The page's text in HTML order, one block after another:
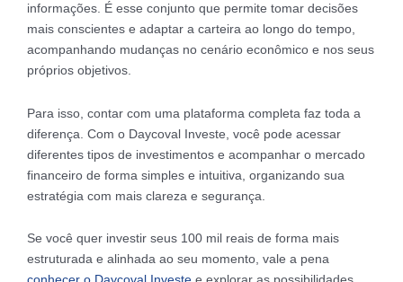
informações. É esse conjunto que permite tomar decisões
mais conscientes e adaptar a carteira ao longo do tempo,
acompanhando mudanças no cenário econômico e nos seus
próprios objetivos.
Para isso, contar com uma plataforma completa faz toda a
diferença. Com o Daycoval Investe, você pode acessar
diferentes tipos de investimentos e acompanhar o mercado
financeiro de forma simples e intuitiva, organizando sua
estratégia com mais clareza e segurança.
Se você quer investir seus 100 mil reais de forma mais
estruturada e alinhada ao seu momento, vale a pena